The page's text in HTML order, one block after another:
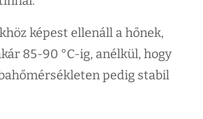
képest ellenáll a hőnek,
85-90 °C-ig, anélkül, hogy
pedig stabil